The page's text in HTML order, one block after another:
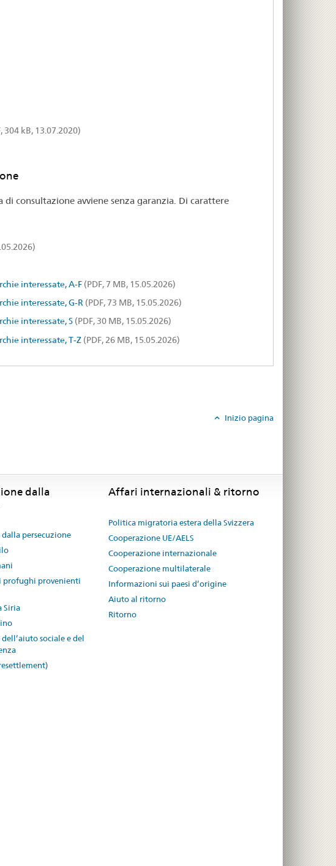
304 kB, 13.07.2020)
consultazione avviene senza garanzia. Di carattere
interessate, A-F(PDF, 7 MB, 15.05.2026)
interessate, G-R (PDF, 73 MB, 15.05.2026)
interessate, S(PDF, 30 MB, 15.05.2026)
interessate, T-Z(PDF, 26 MB, 15.05.2026)
Inizio pagina
dalla
persecuzione
profughi provenienti
Siria
sociale e del
Affari internazionali & ritorno
Politica migratoria estera della Svizzera
Cooperazione UE/AELS
Cooperazione internazionale
Cooperazione multilaterale
Informazioni sui paesi d’origine
Aiuto al ritorno
Ritorno